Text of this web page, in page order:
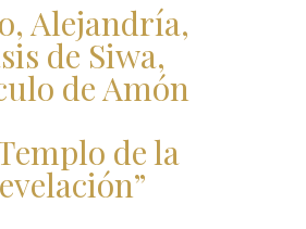
Alejandría,
de Siwa,
de Amón
de la